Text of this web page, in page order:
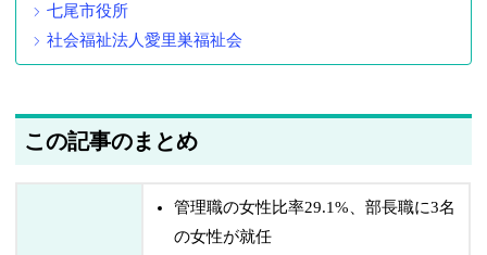
七尾市役所
社会福祉法人愛里巣福祉会
この記事のまとめ
管理職の女性比率29.1%、部長職に3名
の女性が就任